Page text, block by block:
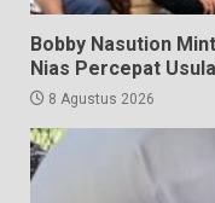
Bobby Nasution
Nias Percepat
8 Agustus 2026